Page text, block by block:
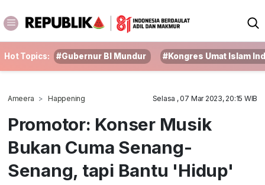
Hot Topics: #Gubernur BI Mundur #Kongres Umat Islam
Ameera Happening Selasa , 07 Mar 2023, 20:15 WIB
Promotor: Konser Musik
Bukan Cuma Senang-
Senang, tapi Bantu 'Hidup'